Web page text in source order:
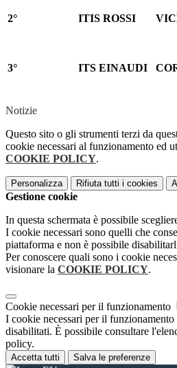
2° ITIS ROSSI
3° ITS EINAUDI
Notizie
Questo sito o gli strumenti terzi da
cookie necessari al funzionamento ed
COOKIE POLICY.
Personalizza Rifiuta tutti i cookies
Gestione cookie
In questa schermata è possibile
I cookie necessari sono quelli che
piattaforma e non è possibile
Per conoscere quali sono i cookie
visionare la COOKIE POLICY.
Cookie necessari per il funzionamento
I cookie necessari per il funzionamento
disabilitati. È possibile consultare
policy.
Accetta tutti Salva le preferenze